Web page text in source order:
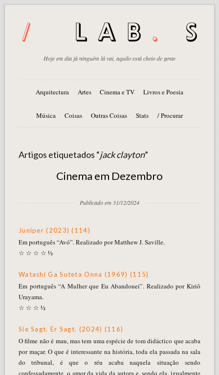
Hoje em dia já ninguém lá vai, aquilo está cheio de gente
Arquitectura Artes Cinema e TV Livros e Poesia
Música Coisas Outras Coisas Stats / Procurar
Artigos etiquetados “jack clayton”
Cinema em Dezembro
Publicado em 31/12/2024
Juniper (2023) (114)
Em português “Avó”. Realizado por Matthew J. Saville.
☆ ☆ ☆ ☆ ½
Watashi Ga Suteta Onna (1969) (115)
Em português “A Mulher que Eu Abandonei”. Realizado por Kiriô
Urayama.
☆ ☆ ☆ ½
Sie Sagt. Er Sagt. (2024) (116)
O filme não é mau, mas tem uma espécie de tom didáctico que acaba
por maçar. O que é interessante na história, toda ela passada na sala
do tribunal, é que o réu acaba naquela situação sendo
confessadamente, o amor da vida da autora e, sendo ela, igualmente